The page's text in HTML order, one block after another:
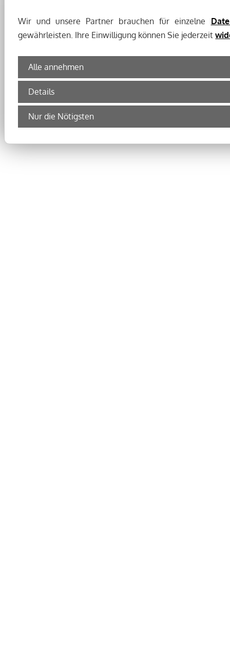
Wir und unsere Partner brauchen für einzelne
gewährleisten. Ihre Einwilligung können Sie jederzeit
Alle annehmen
Details
Nur die Nötigsten